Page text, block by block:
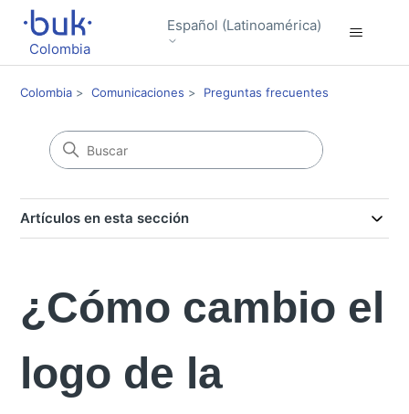
Colombia
Español (Latinoamérica)
Colombia Comunicaciones Preguntas frecuentes
Artículos en esta sección
¿Cómo cambio el
logo de la